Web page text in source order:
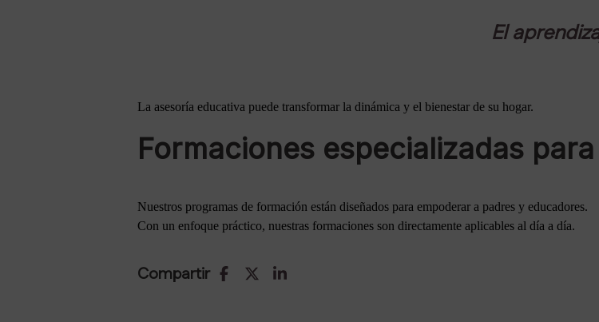
El
La asesoría educativa puede transformar la dinámica y el bienestar de su hogar.
Formaciones especializadas
Nuestros programas de formación están diseñados para empoderar a padres y educadores.
Con un enfoque práctico, nuestras formaciones son directamente aplicables al día a día.
Compartir